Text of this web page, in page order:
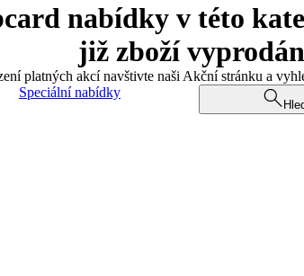
nabídky v této
již zboží
platných akcí navštivte naši Akční stránku a
Speciální nabídky